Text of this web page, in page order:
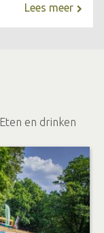
Lees meer
Eten en drinken